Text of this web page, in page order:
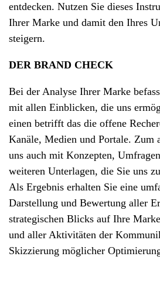
entdecken. Nutzen Sie dieses
Ihrer Marke und damit den Ihres
steigern.
DER BRAND CHECK
Bei der Analyse Ihrer Marke
mit allen Einblicken, die uns
einen betrifft das die offene
Kanäle, Medien und Portale. Zum
uns auch mit Konzepten,
weiteren Unterlagen, die Sie uns
Als Ergebnis erhalten Sie eine
Darstellung und Bewertung aller
strategischen Blicks auf Ihre
und aller Aktivitäten der
Skizzierung möglicher